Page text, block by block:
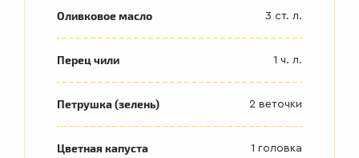
Оливковое масло 3 ст. л.
Перец чили 1 ч. л.
Петрушка (зелень) 2 веточки
Цветная капуста 1 головка